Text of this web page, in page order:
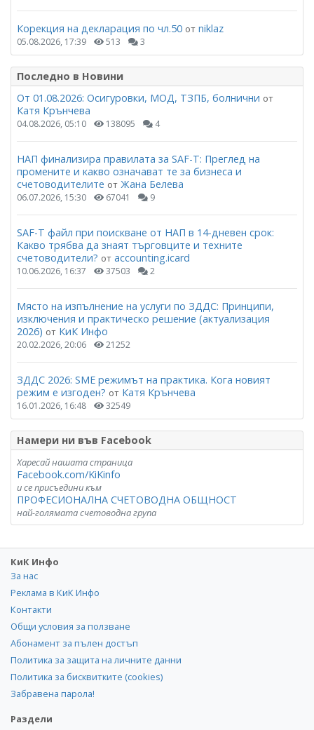
Корекция на декларация по чл.50 от niklaz
05.08.2026, 17:39 513 3
Последно в Новини
От 01.08.2026: Осигуровки, МОД, ТЗПБ, болнични от
Катя Крънчева
04.08.2026, 05:10 138095 4
НАП финализира правилата за SAF-T: Преглед на
промените и какво означават те за бизнеса и
счетоводителите от Жана Белева
06.07.2026, 15:30 67041 9
SAF-T файл при поискване от НАП в 14-дневен срок:
Какво трябва да знаят търговците и техните
счетоводители? от accounting.icard
10.06.2026, 16:37 37503 2
Място на изпълнение на услуги по ЗДДС: Принципи,
изключения и практическо решение (актуализация
2026) от КиК Инфо
20.02.2026, 20:06 21252
ЗДДС 2026: SME режимът на практика. Кога новият
режим е изгоден? от Катя Крънчева
16.01.2026, 16:48 32549
Намери ни във Facebook
Харесай нашата страница
Facebook.com/KiKinfo
и се присъедини към
ПРОФЕСИОНАЛНА СЧЕТОВОДНА ОБЩНОСТ
най-голямата счетоводна група
КиК Инфо
За нас
Реклама в КиК Инфо
Контакти
Общи условия за ползване
Абонамент за пълен достъп
Политика за защита на личните данни
Политика за бисквитките (cookies)
Забравена парола!
Раздели